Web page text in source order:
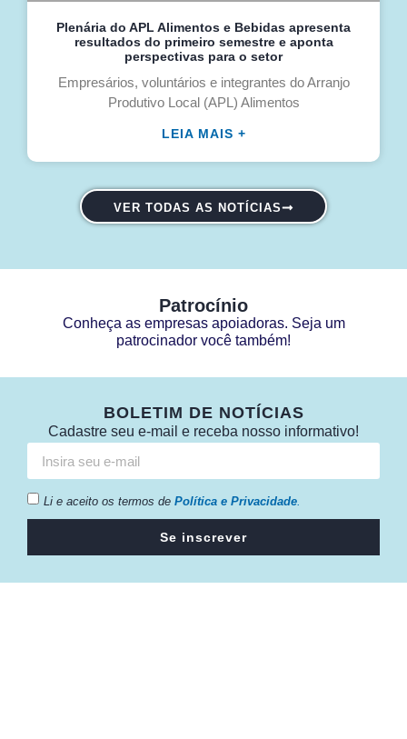
Plenária do APL Alimentos e Bebidas apresenta
resultados do primeiro semestre e aponta
perspectivas para o setor
Empresários, voluntários e integrantes do Arranjo
Produtivo Local (APL) Alimentos
LEIA MAIS +
VER TODAS AS NOTÍCIAS
Patrocínio
Conheça as empresas apoiadoras. Seja um
patrocinador você também!
BOLETIM DE NOTÍCIAS
Cadastre seu e-mail e receba nosso informativo!
Li e aceito os termos de Política e Privacidade.
Se inscrever